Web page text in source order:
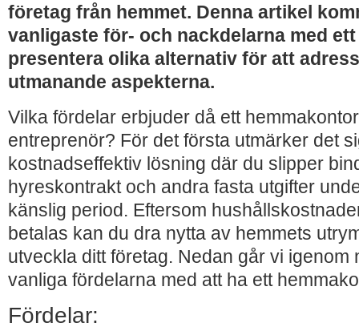
företag från hemmet. Denna artikel
vanligaste för- och nackdelarna med
presentera olika alternativ för att
utmanande aspekterna.
Vilka fördelar erbjuder då ett
entreprenör? För det första utmärker det
kostnadseffektiv lösning där du slipper
hyreskontrakt och andra fasta utgifter
känslig period. Eftersom
betalas kan du dra nytta av hemmets
utveckla ditt företag. Nedan går vi igenom
vanliga fördelarna med att ha ett
Fördelar: